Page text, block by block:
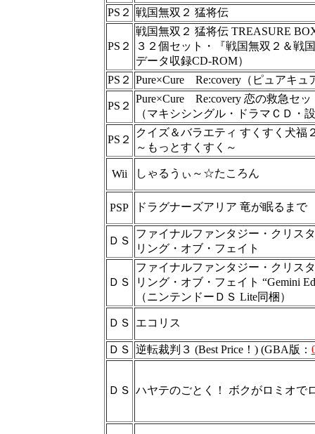
PS２ 戦国無双２ 猛将伝
PS２
戦国無双２ 猛将伝 TREASURE
３２個セット・『戦国無双２＆戦
データ収録CD-ROM）
PS２ Pure×Cure Re:covery（ピュアキュ
PS２
Pure×Cure Re:covery 恋の救急セッ
（マキシシングル・ドラマＣＤ・
PS２
クイズ＆バラエティ すくすく犬福
～もっとすくすく～
Wii しゃるうぃ～☆たころん
PSP ドラグナーズアリア 竜が眠るまで
ＤＳ
ファイナルファンタジー・クリス
リング・オブ・フェイト
ＤＳ
ファイナルファンタジー・クリス
リング・オブ・フェイト “Gemini
（ニンテンドーＤＳ Lite同梱）
ＤＳ エコリス
ＤＳ 逆転裁判３ (Best Price！) (GBA版：
ＤＳ ハヤテのごとく！ ボクがロミオで